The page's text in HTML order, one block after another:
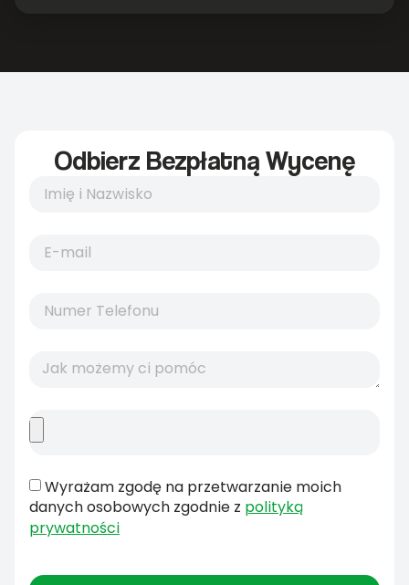
Odbierz Bezpłatną Wycenę
Wyrażam zgodę na przetwarzanie moich
danych osobowych zgodnie z polityką
prywatności